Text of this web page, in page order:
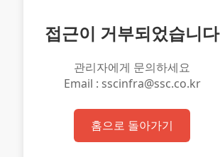
접근이 거부되었습니다
관리자에게 문의하세요
Email : sscinfra@ssc.co.kr
홈으로 돌아가기